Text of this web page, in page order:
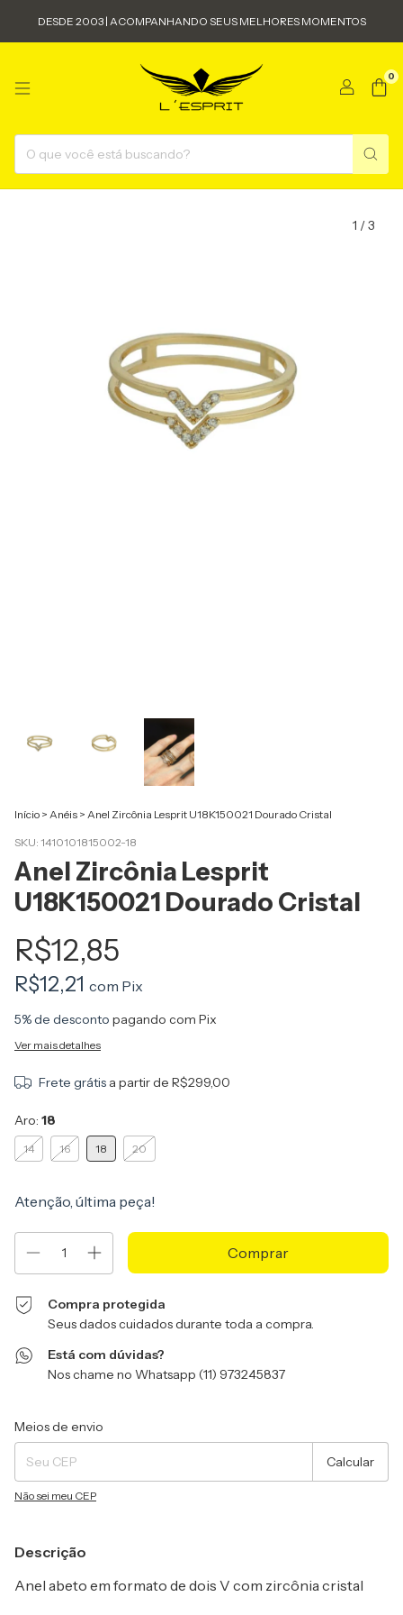
DESDE 2003 | ACOMPANHANDO SEUS MELHORES MOMENTOS
0
1 /3
Início > Anéis > Anel Zircônia Lesprit U18K150021 Dourado Cristal
SKU: 1410101815002-18
Anel Zircônia Lesprit
U18K150021 Dourado Cristal
R$12,85
R$12,21 com Pix
5% de desconto pagando com Pix
Ver mais detalhes
Frete grátis a partir de R$299,00
Aro: 18
14 16 18 20
Atenção, última peça!
Compra protegida
Seus dados cuidados durante toda a compra.
Está com dúvidas?
Nos chame no Whatsapp (11) 973245837
Entregas para o CEP:
Meios de envio
Calcular
Não sei meu CEP
Descrição
Anel abeto em formato de dois V com zircônia cristal